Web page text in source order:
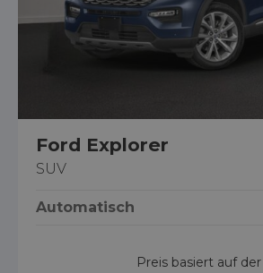
Ford Explorer
SUV
Automatisch
Preis basiert auf